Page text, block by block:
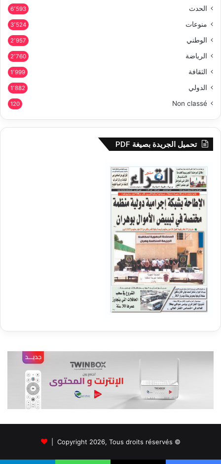
الحدث 6٬593
منوعات 3٬524
الوطني 2٬957
الرياضة 2٬760
الثقافة 1٬999
الدولي 1٬882
Non classé
120
تحميل الجريدة بصيغة PDF
© Copyright 2026, Tous droits réservés |